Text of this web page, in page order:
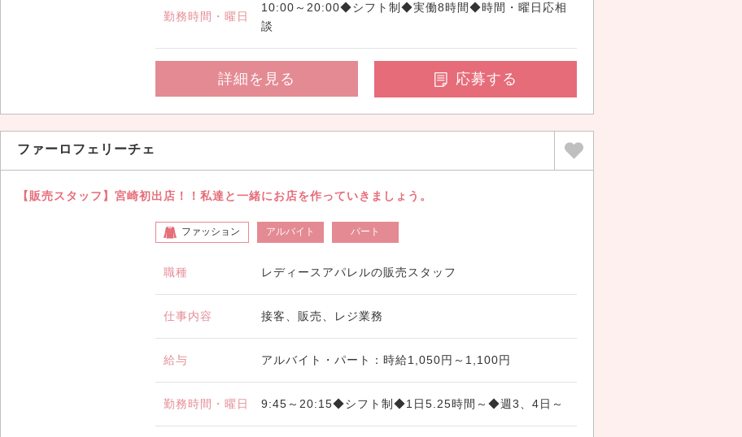
勤務時間・曜日
10:00～20:00◆シフト制◆実働8時間◆時間・曜日応相
談
詳細を見る 応募する
ファーロフェリーチェ
【販売スタッフ】宮崎初出店！！私達と一緒にお店を作っていきましょう。
ファッション アルバイト パート
職種 レディースアパレルの販売スタッフ
仕事内容 接客、販売、レジ業務
給与 アルバイト・パート：時給1,050円～1,100円
勤務時間・曜日 9:45～20:15◆シフト制◆1日5.25時間～◆週3、4日～